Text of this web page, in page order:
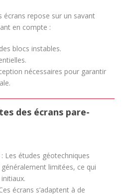
écrans repose sur un savant
en compte :
blocs instables.
nécessaires pour garantir
des écrans pare-
: Les études géotechniques
limitées, ce qui
écrans s’adaptent à de